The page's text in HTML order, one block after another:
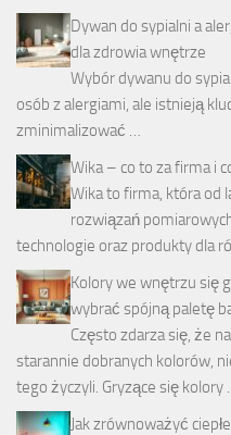
Dywan do sypialni a
dla zdrowia wnętrze
Wybór dywanu do
osób z alergiami, ale istnieją
zminimalizować …
Wika – co to za firma i
Wika to firma, która od
rozwiązań
technologie oraz produkty dla
Kolory we wnętrzu się
wybrać spójną paletę
Często zdarza się, że
starannie dobranych kolorów,
tego życzyli. Gryzące się kolory
Jak zrównoważyć